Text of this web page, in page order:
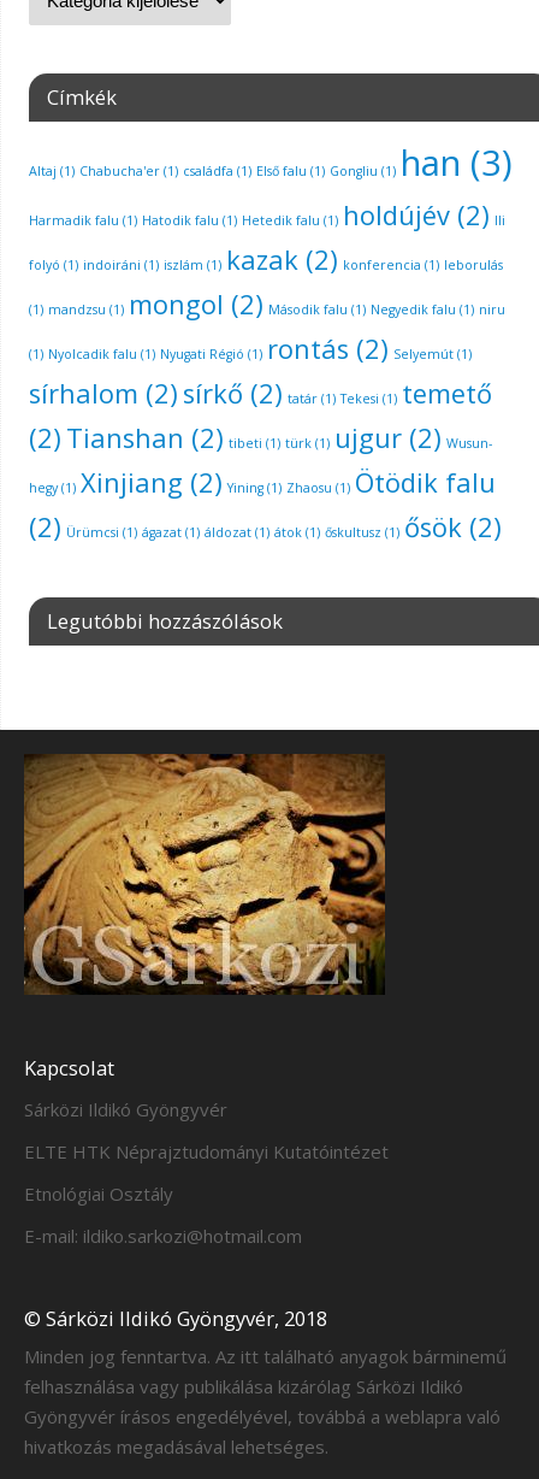
Címkék
Altaj (1) Chabucha'er(1) családfa (1) Első falu (1) Gongliu (1) han (3)
Harmadik falu (1) Hatodik falu (1) Hetedik falu (1) holdújév(2) Ili
folyó (1) indoiráni (1) iszlám (1) kazak(2) konferencia (1) leborulás
(1) mandzsu (1) mongol (2) Második falu (1) Negyedik falu (1) niru
(1) Nyolcadik falu (1) Nyugati Régió (1) rontás (2) Selyemút(1)
sírhalom (2) sírkő (2) tatár(1) Tekesi (1) temető
(2) Tianshan (2) tibeti (1) türk(1) ujgur(2) Wusun-
hegy(1) Xinjiang (2) Yining(1) Zhaosu (1) Ötödik falu
(2) Ürümcsi (1) ágazat(1) áldozat(1) átok(1) őskultusz (1) ősök(2)
Legutóbbi hozzászólások
Kapcsolat
Sárközi Ildikó Gyöngyvér
ELTE HTK Néprajztudományi Kutatóintézet
Etnológiai Osztály
E-mail: ildiko.sarkozi@hotmail.com
© Sárközi Ildikó Gyöngyvér, 2018
Minden jog fenntartva. Az itt található anyagok bárminemű
felhasználása vagy publikálása kizárólag Sárközi Ildikó
Gyöngyvér írásos engedélyével, továbbá a weblapra való
hivatkozás megadásával lehetséges.